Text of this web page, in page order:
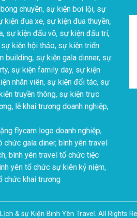
chuyền, sự kiện bơi lội, sự
kiện đua xe, sự kiện đua thuyền,
sự kiện đấu võ, sự kiện đấu trí,
kiện hội thảo, sự kiện triển
building, sự kiện gala dinner, sự
sự kiện family day, sự kiện
nhân viên, sự kiện đối tác, sự
truyền thông, sự kiện trực
lễ khai trương doanh nghiệp,
flycam logo doanh nghiệp,
chức gala diner, bình yên travel
bình yên travel tổ chức tiệc
yên tổ chức sự kiên kỷ niệm,
chức khai trương
& sự Kiện Binh Yên Travel. All Rights